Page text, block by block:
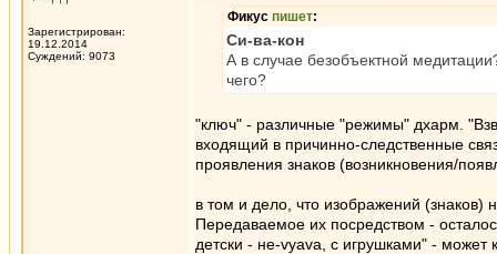
Зарегистрирован:
19.12.2014
Суждений: 9073
Фикус пишет:
Си-ва-кон
А в случае безобъектной
чего?
"ключ" - различные "режимы" дхарм.
входящий в причинно-следственные
проявления знаков (возникновения/
в том и дело, что изображений (знаков)
Передаваемое их посредством -
детски - не-vyava, с игрушками" - может